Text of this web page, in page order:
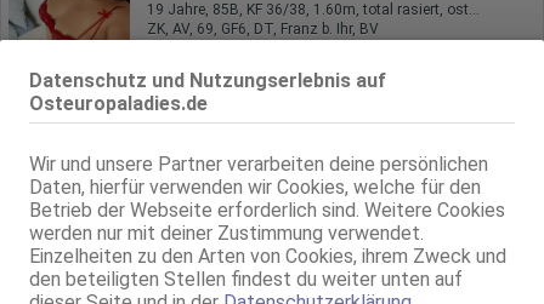
Datenschutz und Nutzungserlebnis auf
Osteuropaladies.de
Wir und unsere Partner verarbeiten deine persönlichen
Daten, hierfür verwenden wir Cookies, welche für den
Betrieb der Webseite erforderlich sind. Weitere Cookies
werden nur mit deiner Zustimmung verwendet.
Einzelheiten zu den Arten von Cookies, ihrem Zweck und
den beteiligten Stellen findest du weiter unten auf
19 Jahre, 85B, KF 36/38, 1.60m, total rasiert, osteuropäisch
ZK, AV, 69, GF6, DT, Franz b. Ihr, BV
Stuttgart
Anna - Top Service!
ZK, AV, 69, GF6, NSa, Franz b. Ihr, BV
Stuttgart
Szandy